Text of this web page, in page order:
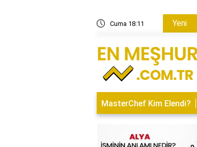
Cuma 18:11 Yeni
MasterChef Kim Elendi?